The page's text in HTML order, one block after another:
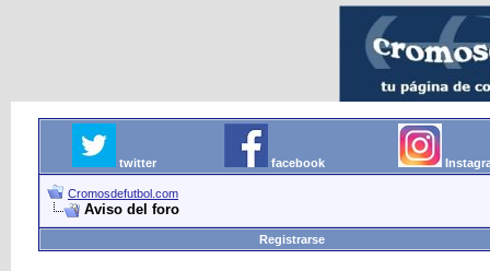
twitter facebook
Cromosdefutbol.com
Aviso del foro
Registrarse